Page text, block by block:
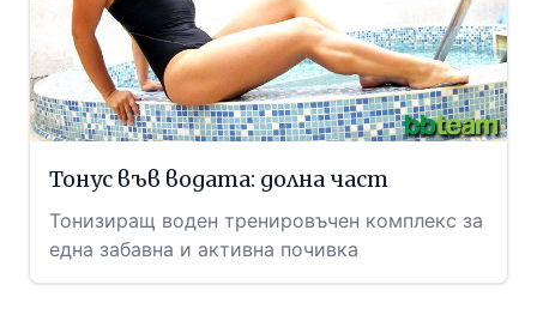
Тонус във водата: долна част
Тонизиращ воден тренировъчен комплекс за
една забавна и активна почивка